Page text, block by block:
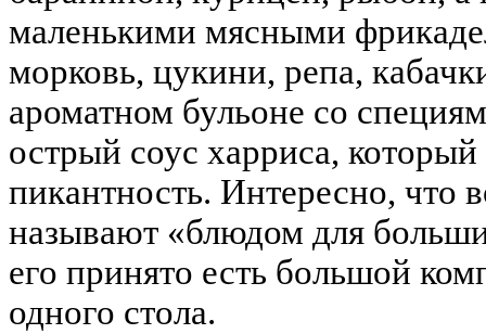
маленькими мясными
морковь, цукини, репа,
ароматном бульоне со
острый соус харриса,
пикантность. Интересно, что
называют «блюдом для
его принято есть большой
одного стола.